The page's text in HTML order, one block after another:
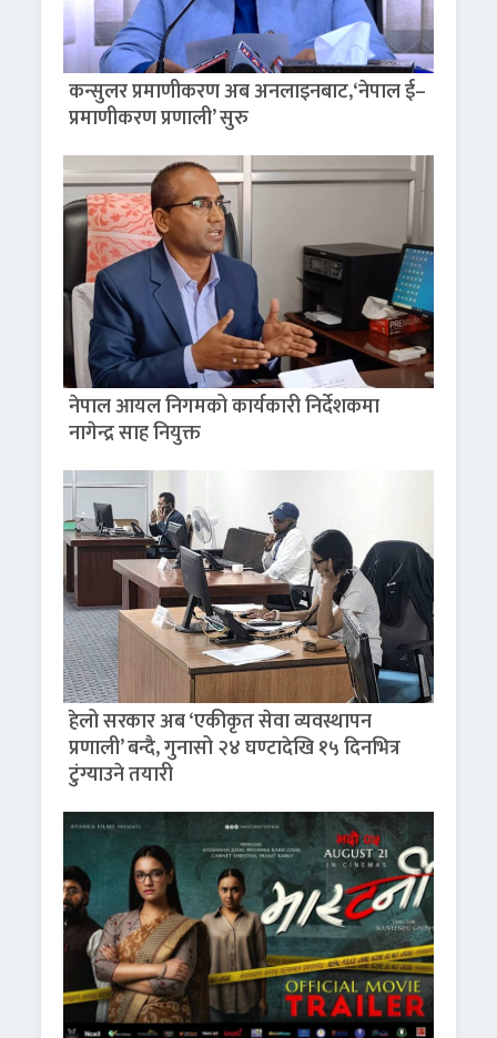
कन्सुलर प्रमाणीकरण अब अनलाइनबाट,‘नेपाल ई–
प्रमाणीकरण प्रणाली’ सुरु
नेपाल आयल निगमको कार्यकारी निर्देशकमा
नागेन्द्र साह नियुक्त
हेलो सरकार अब ‘एकीकृत सेवा व्यवस्थापन
प्रणाली’ बन्दै, गुनासो २४ घण्टादेखि १५ दिनभित्र
टुंग्याउने तयारी